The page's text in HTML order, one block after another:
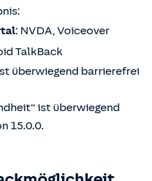
: NVDA, Voiceover
TalkBack
überwiegend barrierefrei
ist überwiegend
15.0.0.